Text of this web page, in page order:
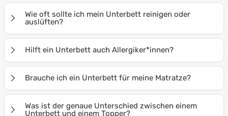
Wie oft sollte ich mein Unterbett reinigen oder
auslüften?
wir, waschbare Unterbetten (Baumwolle/Synthetik)
Naturhaar-Unterbettenwie Schurwolle oder
Lammflor sollten Sie auf die Waschmaschine
verzichten und das Produkt stattdessenregelmäßig
Hilft ein Unterbett auch Allergiker*innen?
95°Cwerden Milben und Allergene zuverlässig
Brauche ich ein Unterbett für meine Matratze?
eine der sinnvollsten Investitionen für langlebige
Was ist der genaue Unterschied zwischen einem
Unterbett und einem Topper?